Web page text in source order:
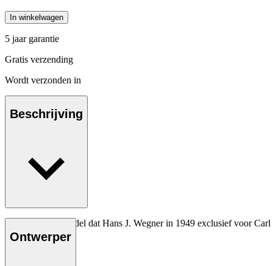
In winkelwagen
5 jaar garantie
Gratis verzending
Wordt verzonden in
Beschrijving
Het allereerste model dat Hans J. Wegner in 1949 exclusief voor
Ontwerper